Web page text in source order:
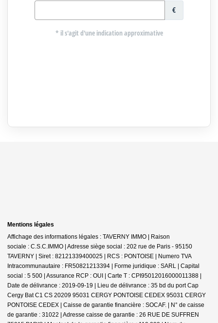
Mentions légales
Affichage des informations légales : TAVERNY IMMO | Raison
sociale : C.S.C.IMMO | Adresse siège social : 202 rue de Paris - 95150
TAVERNY | Siret : 82121339400025 | RCS : PONTOISE | Numero TVA
Intracommunautaire : FR50821213394 | Forme juridique : SARL | Capital
social : 5 500 | Assurance RCP : OUI | Carte T : CPI95012016000011388 |
Date de délivrance : 2019-09-19 | Lieu de délivrance : 35 bd du port Cap
Cergy Bat C1 CS 20209 95031 CERGY PONTOISE CEDEX 95031 CERGY
PONTOISE CEDEX | Caisse de garantie financière : SOCAF. | N° de caisse
de garantie : 31022 | Adresse caisse de garantie : 26 RUE DE SUFFREN